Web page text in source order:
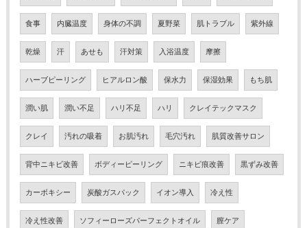
食事 内臓温度 身体の不調 夏野菜 肌トラブル 紫外線
乾燥 汗 あせも 汗対策 入浴温度 摩擦
ハーブピーリング ヒアルロン酸 保水力 保湿効果 もち肌
潤い肌 潤い不足 ハリ不足 ハリ クレイテックマスク
クレイ 汚れの吸着 お肌汚れ 毛穴汚れ 肌質改善サロン
背中ニキビ改善 ボディーピーリング ニキビ痕改善 黒ずみ改善
カーボキシー 炭酸ガスパック イオン導入 冷え性
冷え性改善 ソフィーローズパーフェクトオイル 膣ケア